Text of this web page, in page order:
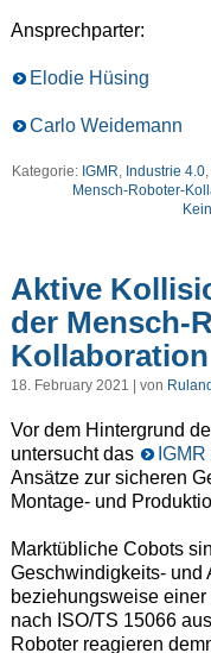
Ansprechparter:
Elodie Hüsing
Carlo Weidemann
Kategorie: IGMR, Industrie 4.0,
Mensch-Roboter-
Aktive
der Mensch-
Kollaboration
18. February 2021 | von
Vor dem Hintergrund
untersucht das
Ansätze zur sicheren
Montage- und
Marktübliche Cobots
Geschwindigkeits- und
beziehungsweise
nach ISO/TS 15066
Roboter reagieren